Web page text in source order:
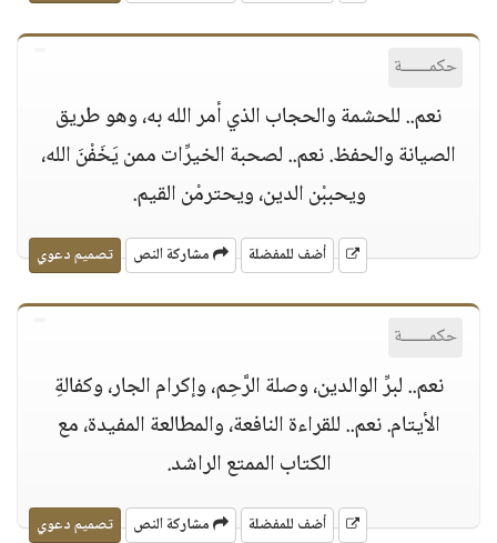
حكمــــــة
نعم.. للحشمة والحجاب الذي أمر الله به، وهو طريق
الصيانة والحفظ. نعم.. لصحبة الخيرِّات ممن يَخَفْنَ الله،
ويحببْن الدين، ويحترمْن القيم.
أضف للمفضلة مشاركة النص تصميم دعوي
حكمــــــة
نعم.. لبرِّ الوالدين، وصلة الرَّحِم، وإكرام الجار، وكفالةِ
الأيتام. نعم.. للقراءة النافعة، والمطالعة المفيدة، مع
الكتاب الممتع الراشد.
أضف للمفضلة مشاركة النص تصميم دعوي